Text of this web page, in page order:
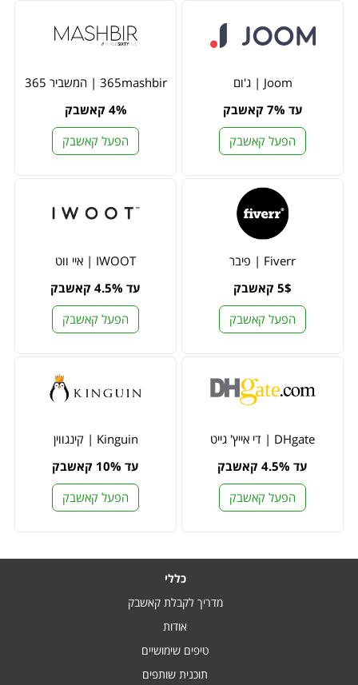
Joom | ג'ום
עד 7% קאשבק
הפעל קאשבק
365mashbir | המשביר 365
4% קאשבק
הפעל קאשבק
Fiverr | פיבר
5$ קאשבק
הפעל קאשבק
IWOOT | איי ווט
עד 4.5% קאשבק
הפעל קאשבק
DHgate | די אייץ' גייט
עד 4.5% קאשבק
הפעל קאשבק
Kinguin | קינגווין
עד 10% קאשבק
הפעל קאשבק
כללי
מדריך לקבלת קאשבק
אודות
טיפים שימושיים
תוכנית שותפים